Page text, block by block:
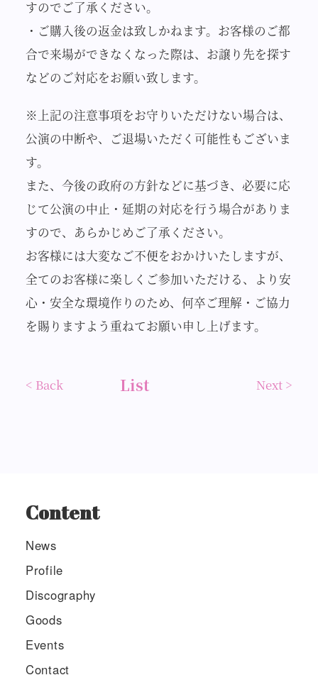
すのでご了承ください。
・ご購入後の返金は致しかねます。お客様のご都
合で来場ができなくなった際は、お譲り先を探す
などのご対応をお願い致します。
※上記の注意事項をお守りいただけない場合は、
公演の中断や、ご退場いただく可能性もございま
す。
また、今後の政府の方針などに基づき、必要に応
じて公演の中止・延期の対応を行う場合がありま
すので、あらかじめご了承ください。
お客様には大変なご不便をおかけいたしますが、
全てのお客様に楽しくご参加いただける、より安
心・安全な環境作りのため、何卒ご理解・ご協力
を賜りますよう重ねてお願い申し上げます。
< Back List Next >
Content
News
Profile
Discography
Goods
Events
Contact